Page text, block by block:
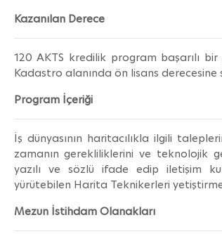
Kazanılan Derece
120 AKTS kredilik program başarılı
Kadastro alanında ön lisans derecesine
Program İçeriği
İş dünyasının haritacılıkla ilgili
zamanın gerekliliklerini ve teknolojik
yazılı ve sözlü ifade edip iletişim
yürütebilen Harita Teknikerleri
Mezun İstihdam Olanakları